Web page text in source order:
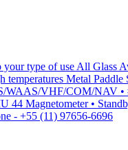
type of use All Glass
Metal
WAAS/VHF/COM/NAV
44 Magnetometer •
- +55 (11) 97656-6696